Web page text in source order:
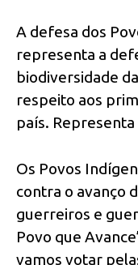
A defesa dos
representa a
biodiversidade
respeito aos
país.
Os Povos
contra o avanço
guerreiros e
Povo que
vamos votar